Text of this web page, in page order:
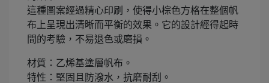
這種圖案經過精心印刷，使得小棕色方格在整個帆
布上呈現出清晰而平衡的效果。它的設計經得起時
間的考驗，不易退色或磨損。
材質：乙烯基塗層帆布。
特性：堅固且防潑水，抗磨耐刮。